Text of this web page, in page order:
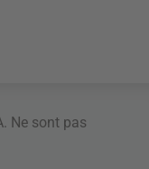
Ne sont pas